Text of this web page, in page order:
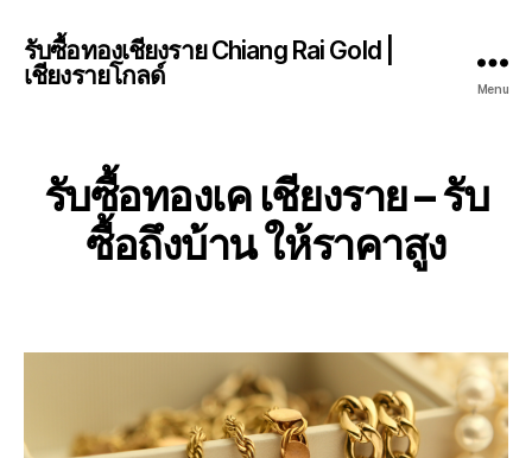
รับซื้อทองเชียงราย Chiang Rai Gold |
เชียงรายโกลด์
Menu
รับซื้อทองเค เชียงราย – รับ
ซื้อถึงบ้าน ให้ราคาสูง